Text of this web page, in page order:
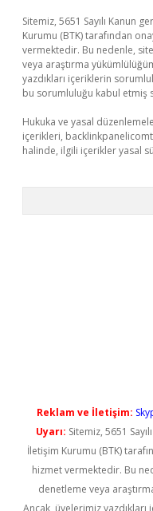
Sitemiz, 5651 Sayılı Kanun
Kurumu (BTK) tarafından
vermektedir. Bu nedenle,
veya araştırma
yazdıkları içeriklerin
bu sorumluluğu kabul etmiş
Hukuka ve yasal
içerikleri,
halinde, ilgili içerikler yasal
Reklam ve İletişim:
Uyarı: Sitemiz, 5651
İletişim Kurumu (BTK)
hizmet vermektedir. Bu
denetleme veya
Ancak, üyelerimiz